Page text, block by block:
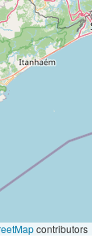
contributors